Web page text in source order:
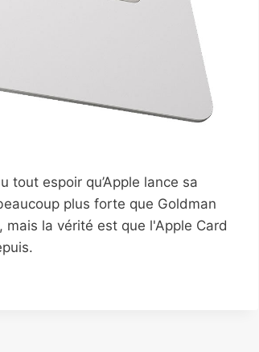
espoir qu’Apple lance sa
plus forte que Goldman
la vérité est que l'Apple Card